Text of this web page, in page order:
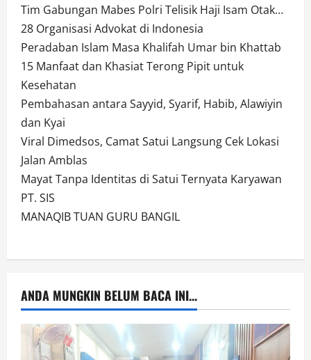
Tim Gabungan Mabes Polri Telisik Haji Isam Otak…
28 Organisasi Advokat di Indonesia
Peradaban Islam Masa Khalifah Umar bin Khattab
15 Manfaat dan Khasiat Terong Pipit untuk
Kesehatan
Pembahasan antara Sayyid, Syarif, Habib, Alawiyin
dan Kyai
Viral Dimedsos, Camat Satui Langsung Cek Lokasi
Jalan Amblas
Mayat Tanpa Identitas di Satui Ternyata Karyawan
PT. SIS
MANAQIB TUAN GURU BANGIL
ANDA MUNGKIN BELUM BACA INI...